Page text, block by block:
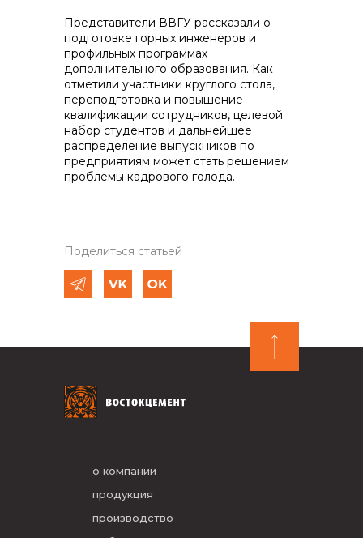
info@vostokcement.ru
Представители ВВГУ рассказали о
подготовке горных инженеров и
профильных программах
дополнительного образования. Как
отметили участники круглого стола,
переподготовка и повышение
квалификации сотрудников, целевой
набор студентов и дальнейшее
распределение выпускников по
предприятиям может стать решением
проблемы кадрового голода.
Поделиться статьей
о компании
продукция
производство